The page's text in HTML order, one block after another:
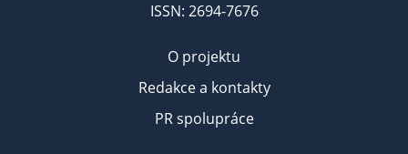
ISSN: 2694-7676
O projektu
Redakce a kontakty
PR spolupráce